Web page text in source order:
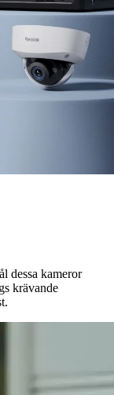
dessa kameror
krävande